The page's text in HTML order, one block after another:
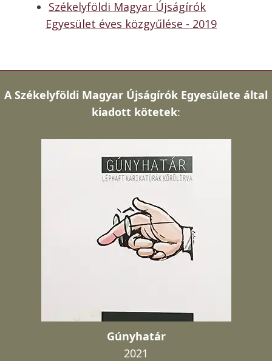
Székelyföldi Magyar Újságírók
Egyesület éves közgyűlése - 2019
A Székelyföldi Magyar Újságírók Egyesülete által
kiadott kötetek:
Gúnyhatár
2021